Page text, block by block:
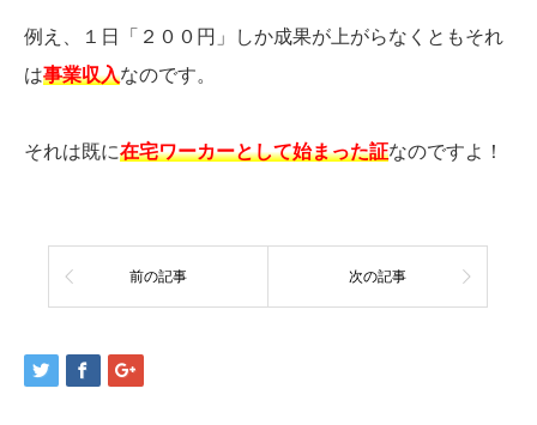
例え、１日「２００円」しか成果が上がらなくともそれ
は事業収入なのです。
それは既に在宅ワーカーとして始まった証なのですよ！
前の記事 次の記事